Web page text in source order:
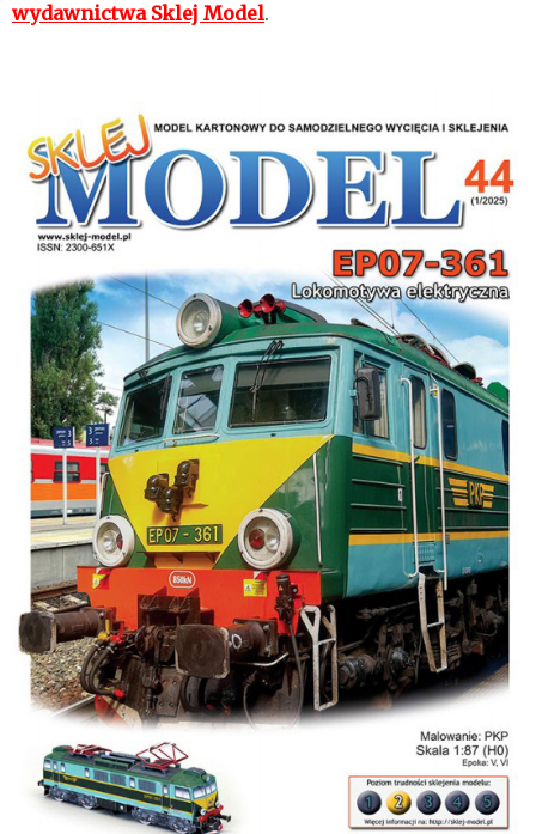
wydawnictwa Sklej Model.